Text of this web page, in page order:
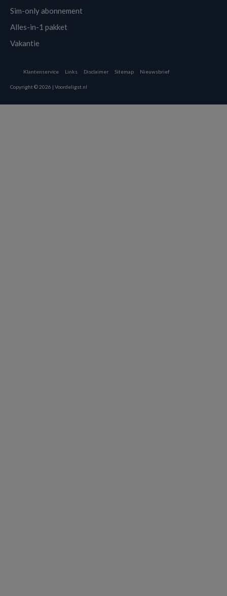
Sim-only abonnement
Alles-in-1 pakket
Vakantie
Klantenservice Links Disclaimer Sitemap Nieuwsbrief
Copyright © 2026 | Voordeligst.nl